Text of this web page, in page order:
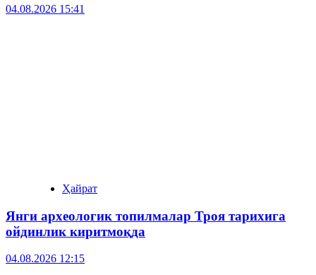
04.08.2026 15:41
Ҳайрат
Янги археологик топилмалар Троя тарихига
ойдинлик киритмоқда
04.08.2026 12:15